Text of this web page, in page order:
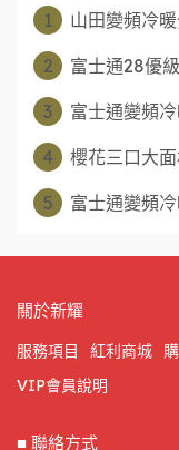
1 山田變頻冷
2 富士通28優
3 富士通變頻
4 櫻花三口大
5 富士通變頻
關於新耀
服務項目 紅利商城
VIP會員說明
■ 聯絡方式